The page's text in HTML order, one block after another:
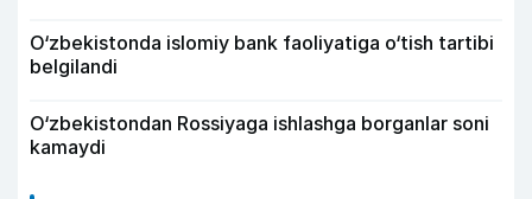
O‘zbekistonda islomiy bank faoliyatiga o‘tish tartibi
belgilandi
O‘zbekistondan Rossiyaga ishlashga borganlar soni
kamaydi